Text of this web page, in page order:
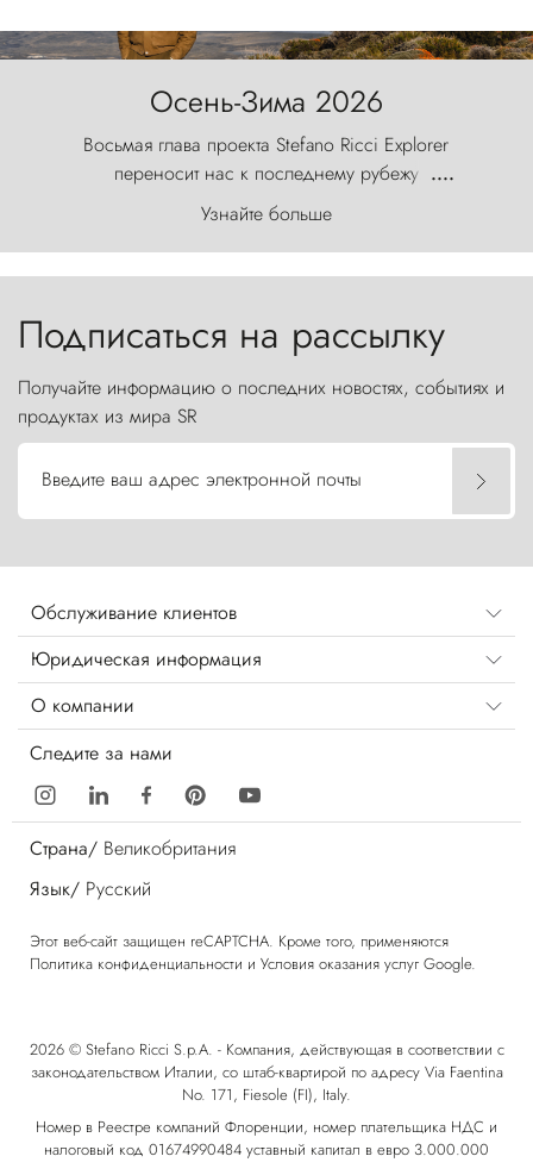
Осень-Зима 2026
Восьмая глава проекта Stefano Ricci Explorer
переносит нас к последнему рубежу
первозданного мира, где ветер с
первобытной яростью ваяет ландшафт, а пики
Торрес-дель-Пайне, словно каменные стражи,
....
Узнайте больше
Подписаться на рассылку
Получайте информацию о последних новостях, событиях и
продуктах из мира SR
Введите ваш адрес электронной почты
Обслуживание клиентов
Юридическая информация
О компании
Следите за нами
Страна/ Великобритания
Язык/ Русский
Этот веб-сайт защищен reCAPTCHA. Кроме того, применяются
Политика конфиденциальности и Условия оказания услуг Google.
2026 © Stefano Ricci S.p.A. - Компания, действующая в соответствии с
законодательством Италии, со штаб-квартирой по адресу Via Faentina
No. 171, Fiesole (FI), Italy.
Номер в Реестре компаний Флоренции, номер плательщика НДС и
налоговый код 01674990484 уставный капитал в евро 3.000.000